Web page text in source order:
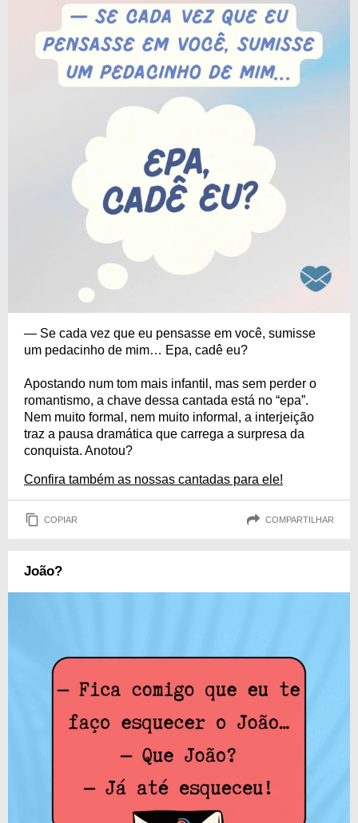
— Se cada vez que eu pensasse em você, sumisse
um pedacinho de mim… Epa, cadê eu?
Apostando num tom mais infantil, mas sem perder o
romantismo, a chave dessa cantada está no “epa”.
Nem muito formal, nem muito informal, a interjeição
traz a pausa dramática que carrega a surpresa da
conquista. Anotou?
Confira também as nossas cantadas para ele!
COPIAR COMPARTILHAR
João?